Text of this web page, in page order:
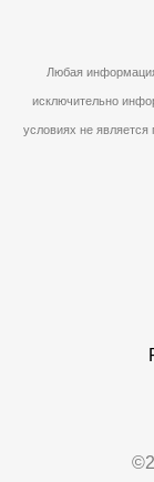
Любая
исключительно
условиях не